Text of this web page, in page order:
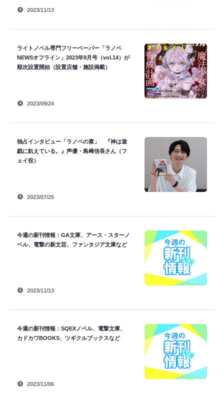
2023/11/13
ライトノベル専門フリーペーパー「ラノベ
NEWSオフライン」2023年9月号（vol.14）が
順次設置開始（設置店舗・施設掲載）
2023/09/24
独占インタビュー「ラノベの素」 『神は遊
戯に飢えている。』声優・島﨑信長さん（フ
ェイ役）
2023/07/25
今週の新刊情報：GA文庫、アース・スターノ
ベル、電撃の新文芸、ファンタジア文庫など
2023/11/13
今週の新刊情報：SQEXノベル、電撃文庫、
カドカワBOOKS、ツギクルブックスなど
2023/11/06